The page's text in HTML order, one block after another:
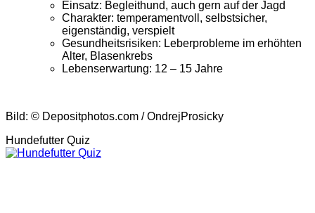
Einsatz: Begleithund, auch gern auf der Jagd
Charakter: temperamentvoll, selbstsicher,
eigenständig, verspielt
Gesundheitsrisiken: Leberprobleme im erhöhten
Alter, Blasenkrebs
Lebenserwartung: 12 – 15 Jahre
Bild: © Depositphotos.com / OndrejProsicky
Hundefutter Quiz